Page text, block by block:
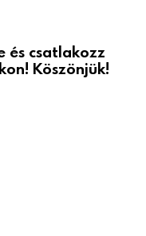
és csatlakozz
Köszönjük!